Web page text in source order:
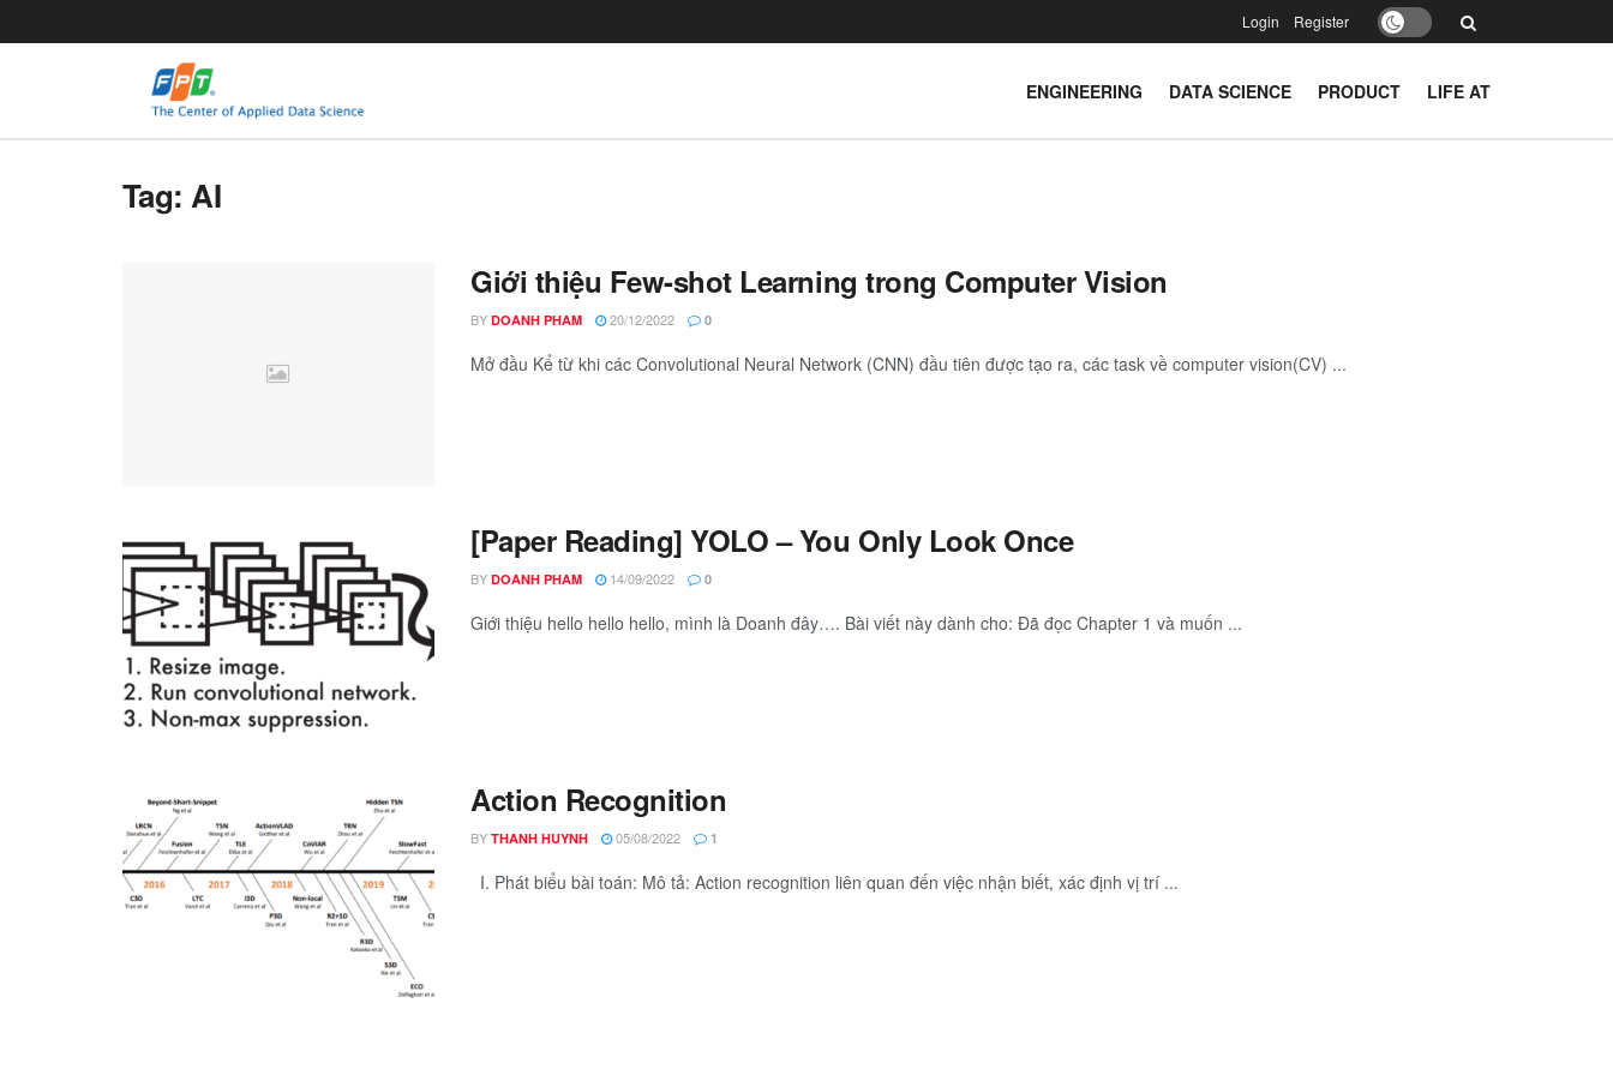
Login Register
ENGINEERING DATA SCIENCE PRODUCT LIFE AT
Tag:AI
Giới thiệu Few-shot Learning trong Computer Vision
BY DOANH PHAM 20/12/2022 0
Mở đầu Kể từ khi các Convolutional Neural Network (CNN) đầu tiên được tạo ra, các task về computer vision(CV) ...
[Paper Reading] YOLO – You Only Look Once
BY DOANH PHAM 14/09/2022 0
Giới thiệu hello hello hello, mình là Doanh đây…. Bài viết này dành cho: Đã đọc Chapter 1 và muốn ...
Action Recognition
BY THANH HUYNH 05/08/2022 1
I. Phát biểu bài toán: Mô tả: Action recognition liên quan đến việc nhận biết, xác định vị trí ...